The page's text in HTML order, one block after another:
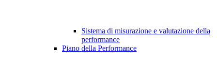
Sistema di misurazione e valutazione della
performance
Piano della Performance